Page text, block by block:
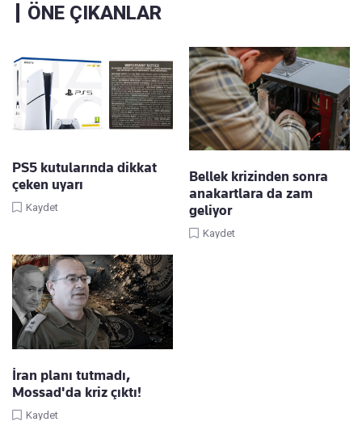
ÖNE ÇIKANLAR
PS5 kutularında dikkat
çeken uyarı
Kaydet
Bellek krizinden sonra
anakartlara da zam
geliyor
Kaydet
İran planı tutmadı,
Mossad'da kriz çıktı!
Kaydet